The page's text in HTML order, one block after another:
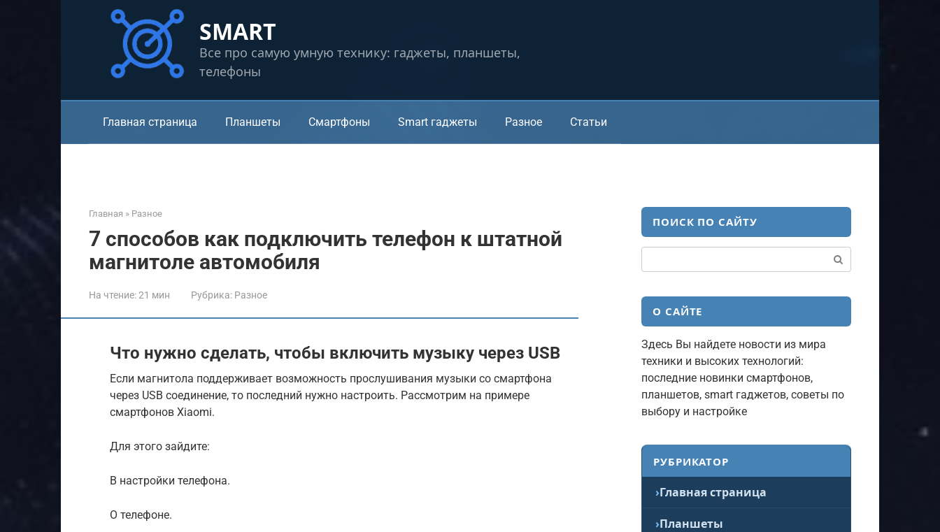
SMART
Все про самую умную технику: гаджеты, планшеты,
телефоны
Главная страница Планшеты Смартфоны Smart гаджеты Разное Статьи
Главная » Разное
7 способов как подключить телефон к штатной
магнитоле автомобиля
На чтение:21 мин Рубрика: Разное
Что нужно сделать, чтобы включить музыку через USB
Если магнитола поддерживает возможность прослушивания музыки со смартфона
через USB соединение, то последний нужно настроить. Рассмотрим на примере
смартфонов Xiaomi.
Для этого зайдите:
В настройки телефона.
О телефоне.
ПОИСК ПО САЙТУ
О САЙТЕ
Здесь Вы найдете новости из мира
техники и высоких технологий:
последние новинки смартфонов,
планшетов, smart гаджетов, советы по
выбору и настройке
РУБРИКАТОР
Главная страница
Планшеты